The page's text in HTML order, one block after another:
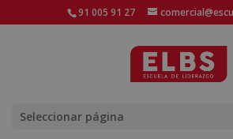
91 005 91 27
Seleccionar página